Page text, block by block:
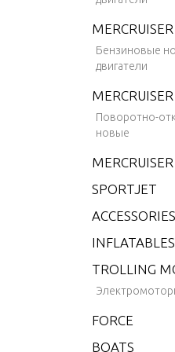
MERCRUISER
Бензиновые
двигатели
Поворотно-
новые
SPORTJET
ACCESSORIES
INFLATABLES
TROLLING
FORCE
BOATS